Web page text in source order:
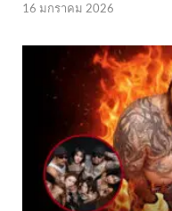
16 มกราคม 2026